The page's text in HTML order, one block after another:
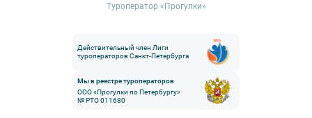
Туроператор «Прогулки»
Действительный член Лиги
туроператоров Санкт-Петербурга
Мы в реестре туроператоров
ООО «Прогулки по Петербургу»
№ РТО 011680